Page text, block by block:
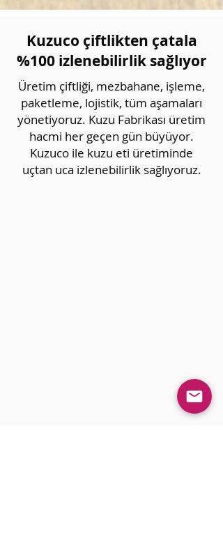
Kuzuco çiftlikten çatala
%100 izlenebilirlik sağlıyor
Üretim çiftliği, mezbahane, işleme,
paketleme, lojistik, tüm aşamaları
yönetiyoruz. Kuzu Fabrikası üretim
hacmi her geçen gün büyüyor.
Kuzuco ile kuzu eti üretiminde
uçtan uca izlenebilirlik sağlıyoruz.